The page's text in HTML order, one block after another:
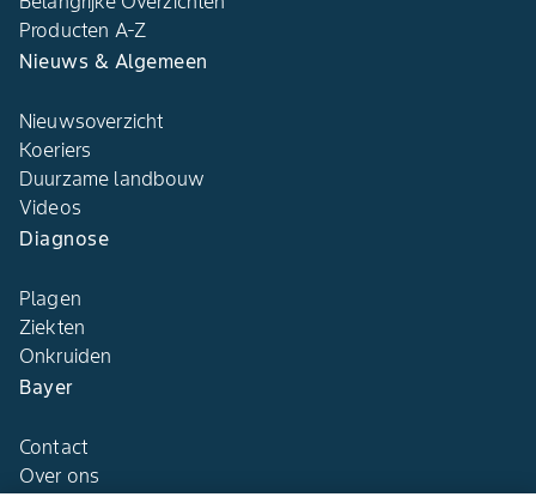
Producten A-Z
Nieuws & Algemeen
Nieuwsoverzicht
Koeriers
Duurzame landbouw
Videos
Diagnose
Plagen
Ziekten
Onkruiden
Bayer
Contact
Over ons